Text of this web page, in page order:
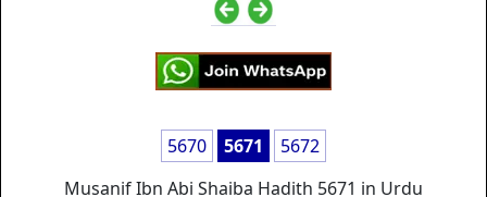
5670 5671
5672
Musanif Ibn Abi Shaiba Hadith 5671 in Urdu